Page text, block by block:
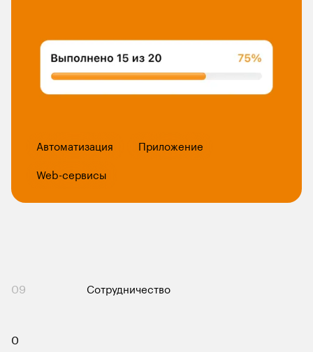
Автоматизация Приложение
Web-сервисы
09 Сотрудничество
Контакты
0